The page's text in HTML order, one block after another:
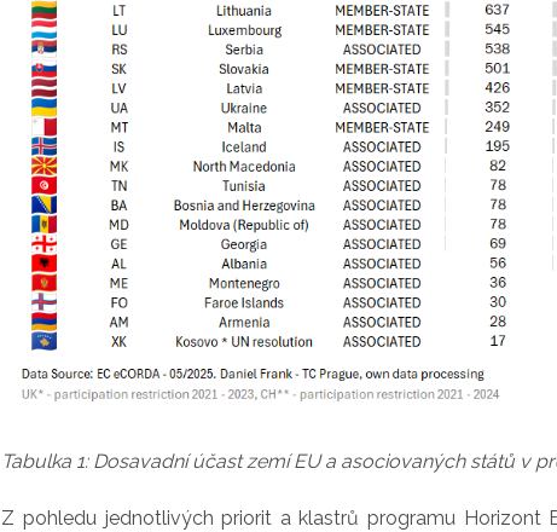
Tabulka 1: Dosavadní účast zemí EU a asociovaných států v
Z pohledu jednotlivých priorit a klastrů programu Horizont